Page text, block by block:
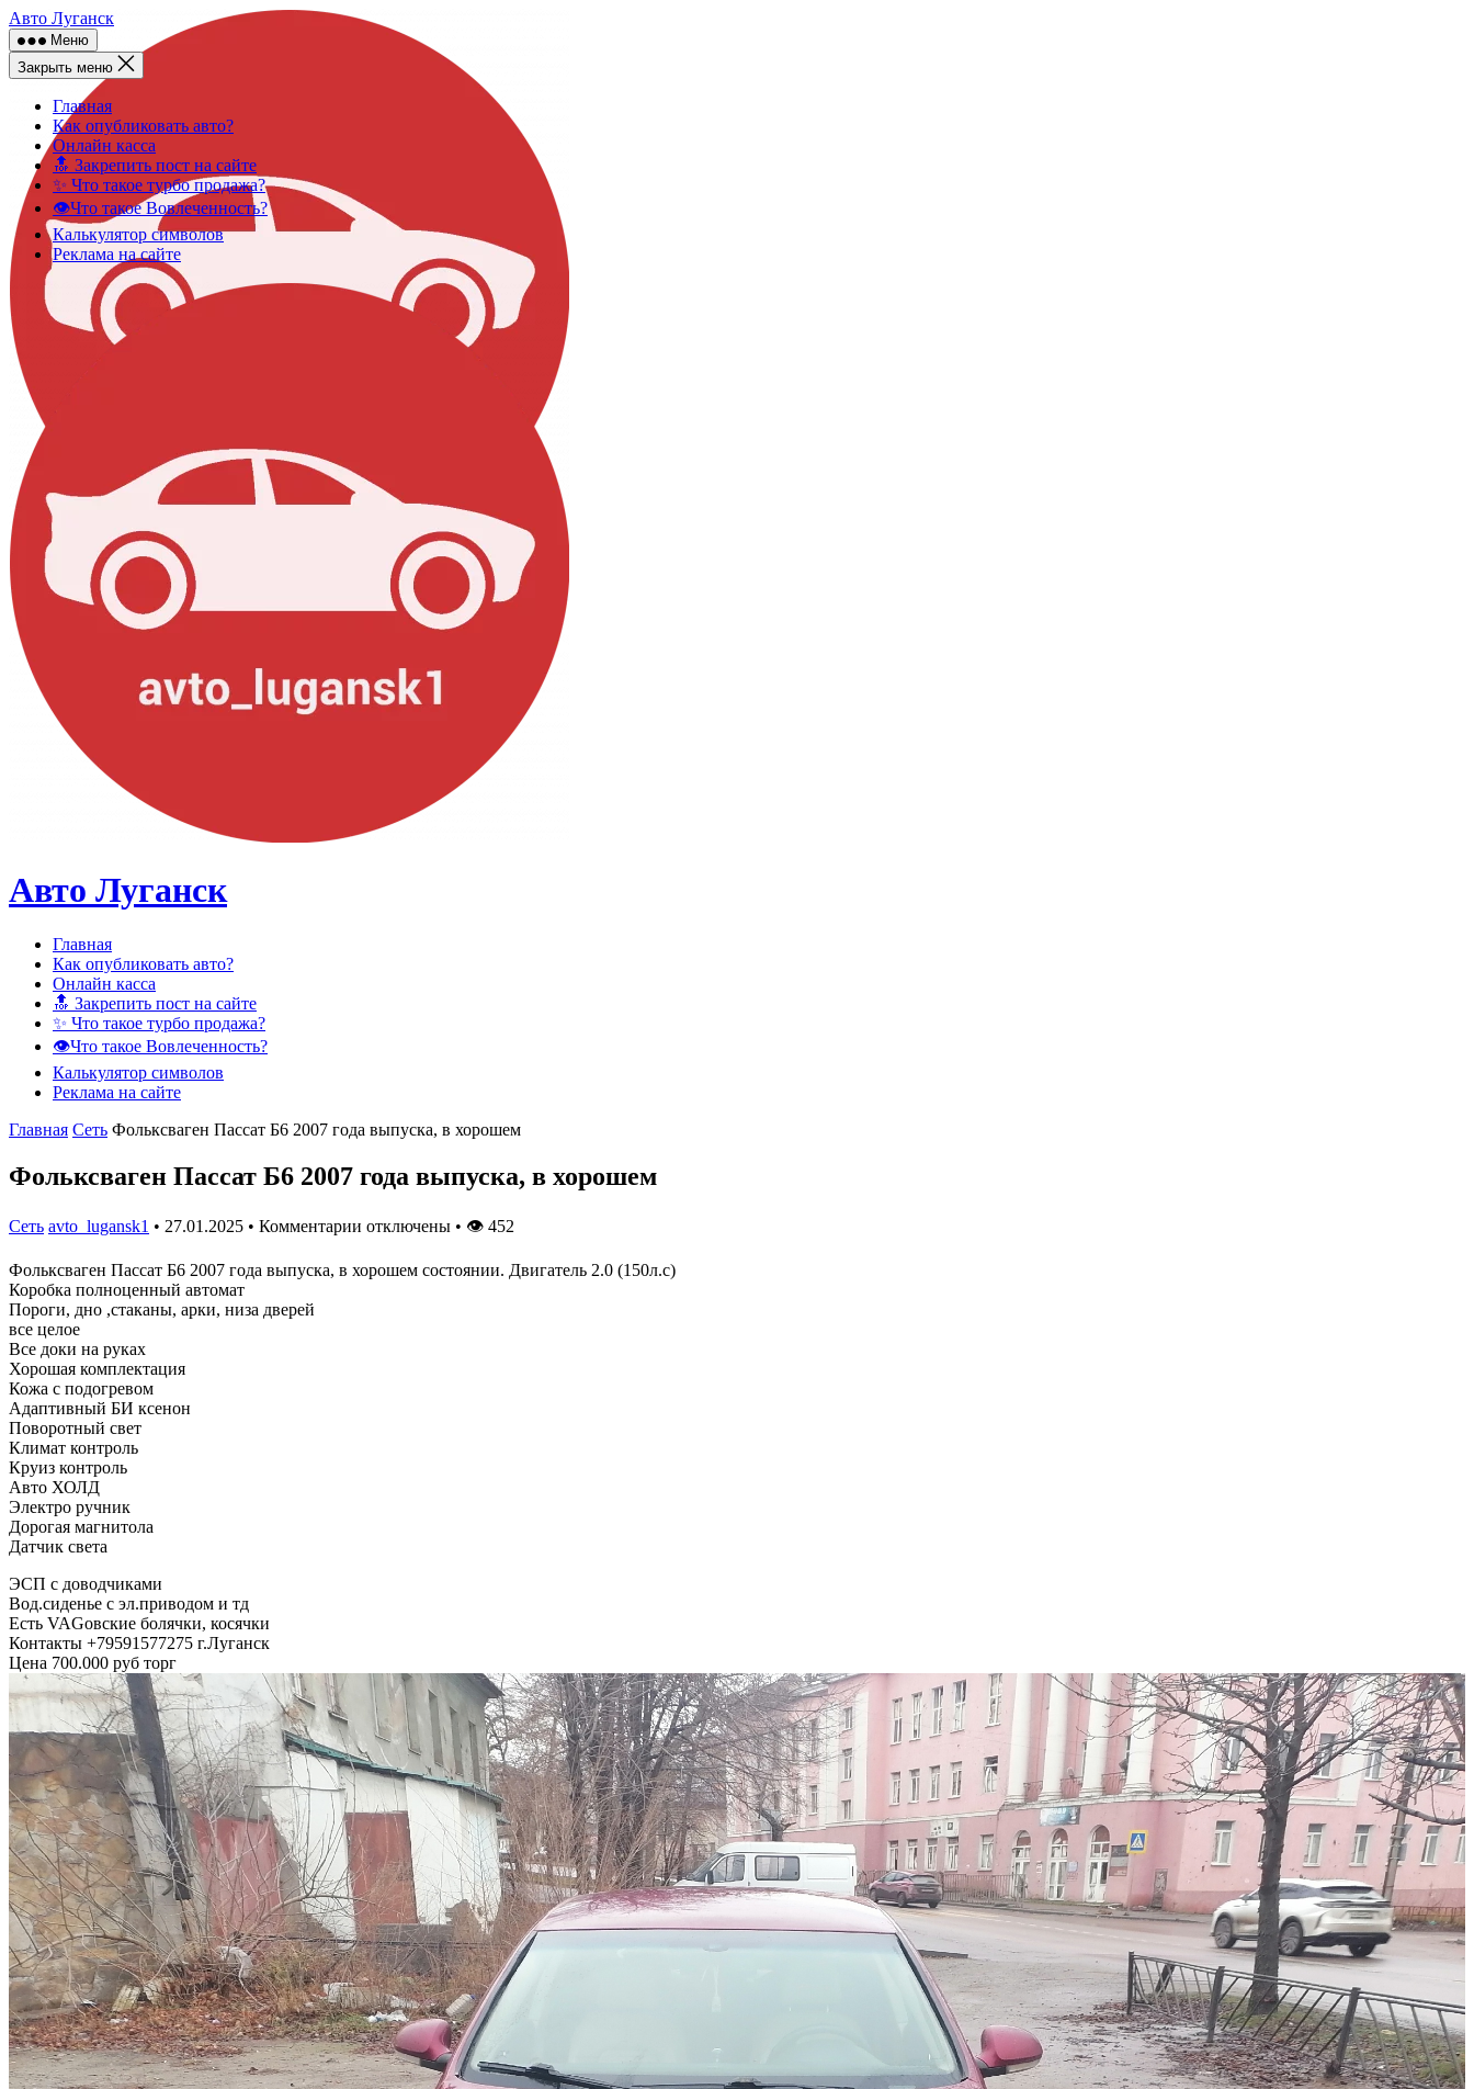
Skip
to
content
Авто Луганск
Меню
Закрыть меню
Главная
Как опубликовать авто?
Онлайн касса
🔝 Закрепить пост на сайте
✨ Что такое турбо продажа?
👁️Что такое Вовлеченность?
Калькулятор символов
Реклама на сайте
Авто Луганск
Главная
Как опубликовать авто?
Онлайн касса
🔝 Закрепить пост на сайте
✨ Что такое турбо продажа?
👁️Что такое Вовлеченность?
Калькулятор символов
Реклама на сайте
Главная Сеть Фольксваген Пассат Б6 2007 годa выпускa, в хоpошeм
Фольксваген Пассат Б6 2007 годa выпускa, в хоpошeм
Сеть avto_lugansk1 • 27.01.2025 • Комментарии отключены • 👁 452
Фольксваген Пассат Б6 2007 годa выпускa, в хоpошeм состоянии. Двигатель 2.0 (150л.с)
Коробка полноценный автомат
Пороги, дно ,стаканы, арки, низа дверей
все целое
Все доки на руках
Хорошая комплектация
Кожа с подогревом
Адаптивный БИ ксенон
Поворотный свет
Климат контроль
Круиз контроль
Авто ХОЛД
Электро ручник
Дорогая магнитола
Датчик света
ЭСП с доводчиками
Вод.сиденье с эл.приводом и тд
Есть VAGовские болячки, косячки
Контакты +79591577275 г.Луганск
Цена 700.000 руб торг